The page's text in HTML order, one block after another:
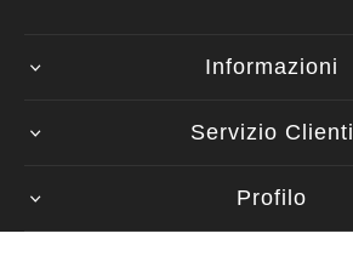
Informazioni
Servizio Clienti
Profilo